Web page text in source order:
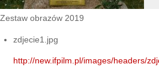
Zestaw obrazów 2019
zdjecie1.jpg
http://new.ifpilm.pl/images/headers/